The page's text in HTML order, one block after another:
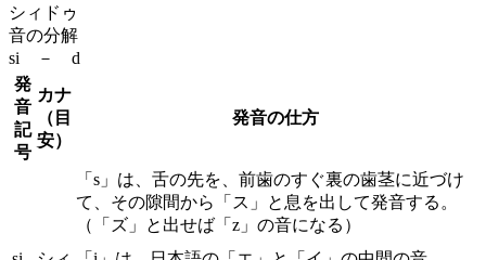
シィドゥ
音の分解
si － d
発
音
記
号
カナ
（目
安）
発音の仕方
「s」は、舌の先を、前歯のすぐ裏の歯茎に近づけ
て、その隙間から「ス」と息を出して発音する。
（「ズ」と出せば「z」の音になる）